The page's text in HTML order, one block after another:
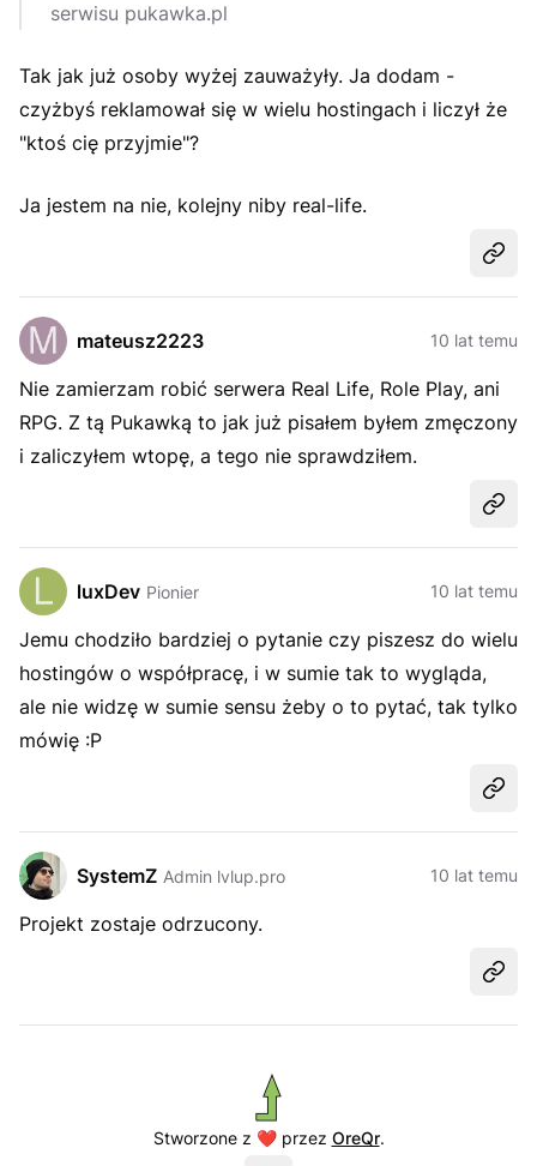
serwisu pukawka.pl
Tak jak już osoby wyżej zauważyły. Ja dodam -
czyżbyś reklamował się w wielu hostingach i liczył że
"ktoś cię przyjmie"?
Ja jestem na nie, kolejny niby real-life.
mateusz2223 10 lat temu
Nie zamierzam robić serwera Real Life, Role Play, ani
RPG. Z tą Pukawką to jak już pisałem byłem zmęczony
i zaliczyłem wtopę, a tego nie sprawdziłem.
luxDev Pionier 10 lat temu
Jemu chodziło bardziej o pytanie czy piszesz do wielu
hostingów o współpracę, i w sumie tak to wygląda,
ale nie widzę w sumie sensu żeby o to pytać, tak tylko
mówię :P
SystemZ Admin lvlup.pro 10 lat temu
Projekt zostaje odrzucony.
Stworzone z ❤️ przez OreQr.